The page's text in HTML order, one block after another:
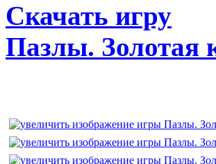
Скачать игру
Пазлы. Золотая